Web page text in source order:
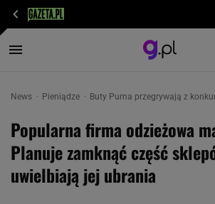
News Pieniądze Buty Puma przegrywają z
Popularna firma odzieżowa
Planuje zamknąć część
uwielbiają jej ubrania